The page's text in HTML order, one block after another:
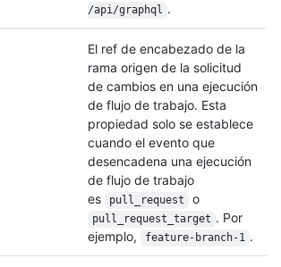
/api/graphql .
El ref de encabezado de la
rama origen de la solicitud
de cambios en una ejecución
de flujo de trabajo. Esta
propiedad solo se establece
cuando el evento que
desencadena una ejecución
de flujo de trabajo
es
pull_request o
pull_request_target . Por
ejemplo,
feature-branch-1 .